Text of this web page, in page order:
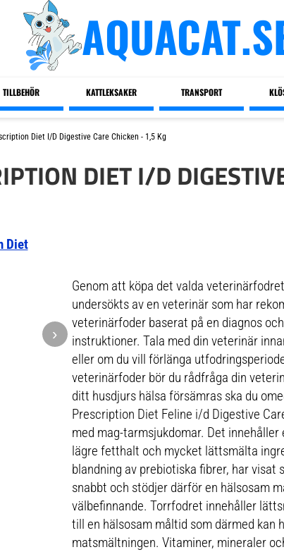
TILLBEHÖR KATTLEKSAKER TRANSPORT
Diet I/d Digestive Care Chicken - 1,5 Kg
DIET I/D
Diet
›
Genom att köpa det valda
undersökts av en veterinär som har
veterinärfoder baserat på en diagnos
instruktioner. Tala med din veterinär
eller om du vill förlänga
veterinärfoder bör du rådfråga din
ditt husdjurs hälsa försämras ska du
Prescription Diet Feline i/d Digestive
med mag-tarmsjukdomar. Det
lägre fetthalt och mycket lättsmälta
blandning av prebiotiska fibrer, har
snabbt och stödjer därför en hälsosam
välbefinnande. Torrfodret innehåller
till en hälsosam måltid som därmed kan
matsmältningen. Vitaminer, mineraler